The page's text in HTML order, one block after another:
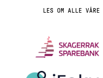
LES OM ALLE VÅRE